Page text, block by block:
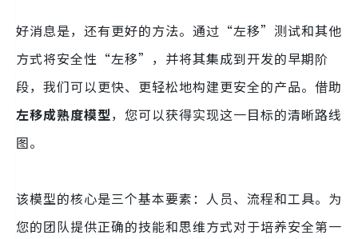
好消息是，还有更好的方法。通过“左移”测试和其他
方式将安全性“左移”，并将其集成到开发的早期阶
段，我们可以更快、更轻松地构建更安全的产品。借助
左移成熟度模型，您可以获得实现这一目标的清晰路线
图。
该模型的核心是三个基本要素：人员、流程和工具。为
您的团队提供正确的技能和思维方式对于培养安全第一